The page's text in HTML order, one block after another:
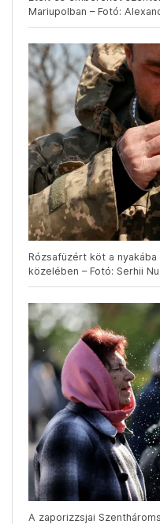
Mariupolban – Fotó:
Rózsafüzért köt a
közelében – Fotó: Serhii
A zaporizzsjai